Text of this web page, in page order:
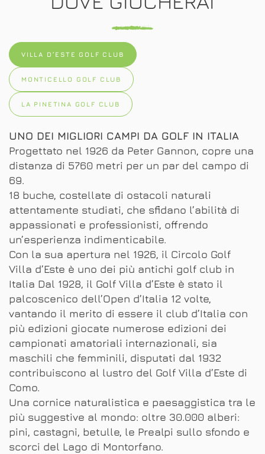
VILLA D’ESTE GOLF CLUB
MONTICELLO GOLF CLUB
LA PINETINA GOLF CLUB
UNO DEI MIGLIORI CAMPI DA GOLF IN ITALIA
Progettato nel 1926 da Peter Gannon, copre una
distanza di 5760 metri per un par del campo di
69.
18 buche, costellate di ostacoli naturali
attentamente studiati, che sfidano l’abilità di
appassionati e professionisti, offrendo
un’esperienza indimenticabile.
Con la sua apertura nel 1926, il Circolo Golf
Villa d’Este è uno dei più antichi golf club in
Italia Dal 1928, il Golf Villa d’Este è stato il
palcoscenico dell’Open d’Italia 12 volte,
vantando il merito di essere il club d’Italia con
più edizioni giocate numerose edizioni dei
campionati amatoriali internazionali, sia
maschili che femminili, disputati dal 1932
contribuiscono al lustro del Golf Villa d’Este di
Como.
Una cornice naturalistica e paesaggistica tra le
più suggestive al mondo: oltre 30.000 alberi:
pini, castagni, betulle, le Prealpi sullo sfondo e
scorci del Lago di Montorfano.